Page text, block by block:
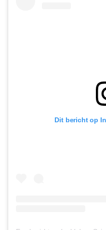
Dit bericht op